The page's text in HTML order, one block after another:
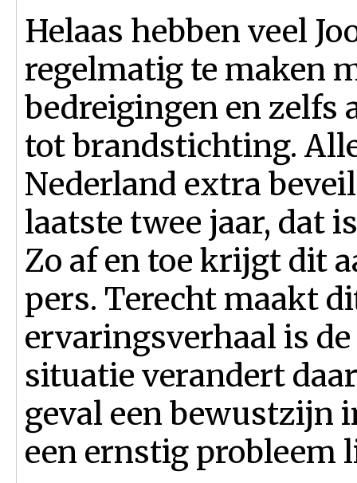
Helaas hebben veel
regelmatig te maken
bedreigingen en zelfs
tot brandstichting. Alle
Nederland extra
laatste twee jaar, dat
Zo af en toe krijgt dit
pers. Terecht maakt
ervaringsverhaal is
situatie verandert
geval een bewustzijn
een ernstig probleem